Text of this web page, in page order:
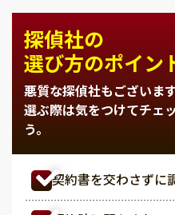
探偵社の
選び方のポイン
悪質な探偵社もございます
選ぶ際は気をつけてチェ
う。
契約書を交わさずに